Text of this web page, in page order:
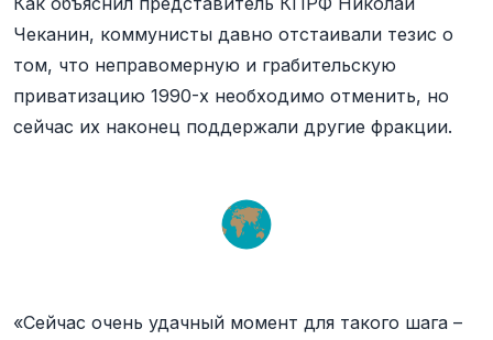
Чеканин, коммунисты давно отстаивали тезис о
том, что неправомерную и грабительскую
приватизацию 1990-х необходимо отменить, но
сейчас их наконец поддержали другие фракции.
«Сейчас очень удачный момент для такого шага –